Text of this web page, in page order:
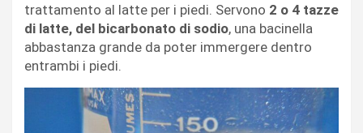
trattamento al latte per i piedi. Servono 2 o 4 tazze
di latte, del bicarbonato di sodio, una bacinella
abbastanza grande da poter immergere dentro
entrambi i piedi.